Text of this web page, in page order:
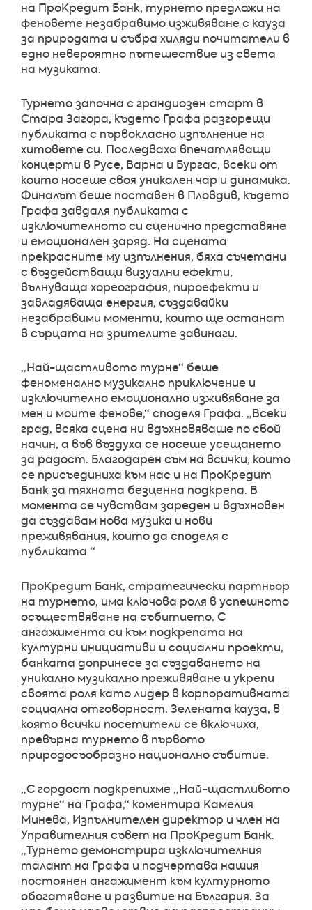
на ПроКредит Банк, турнето предложи на
феновете незабравимо изживяване с кауза
за природата и събра хиляди почитатели в
едно невероятно пътешествие из света
на музиката.
Турнето започна с грандиозен старт в
Стара Загора, където Графа разгорещи
публиката с първокласно изпълнение на
хитовете си. Последваха впечатляващи
концерти в Русе, Варна и Бургас, всеки от
които носеше своя уникален чар и динамика.
Финалът беше поставен в Пловдив, където
Графа завдаля публиката с
изключителното си сценично представяне
и емоционален заряд. На сцената
прекрасните му изпълнения, бяха съчетани
с въздействащи визуални ефекти,
вълнуваща хореография, пироефекти и
завладяваща енергия, създавайки
незабравими моменти, които ще останат
в сърцата на зрителите завинаги.
„Най-щастливото турне“ беше
феноменално музикално приключение и
изключително емоционално изживяване за
мен и моите фенове,“ споделя Графа. „Всеки
град, всяка сцена ни вдъхновяваше по свой
начин, а във въздуха се носеше усещането
за радост. Благодарен съм на всички, които
се присъединиха към нас и на ПроКредит
Банк за тяхната безценна подкрепа. В
момента се чувствам зареден и вдъхновен
да създавам нова музика и нови
преживявания, които да споделя с
публиката “
ПроКредит Банк, стратегически партньор
на турнето, има ключова роля в успешното
осъществяване на събитието. С
ангажимента си към подкрепата на
културни инициативи и социални проекти,
банката допринесе за създаването на
уникално музикално преживяване и укрепи
своята роля като лидер в корпоративната
социална отговорност. Зелената кауза, в
която всички посетители се включиха,
превърна турнето в първото
природосъобразно национално събитие.
„С гордост подкрепихме „Най-щастливото
турне“ на Графа,“ коментира Камелия
Минева, Изпълнителен директор и член на
Управителния съвет на ПроКредит Банк.
„Турнето демонстрира изключителния
талант на Графа и подчертава нашия
постоянен ангажимент към културното
обогатяване и развитие на България. За